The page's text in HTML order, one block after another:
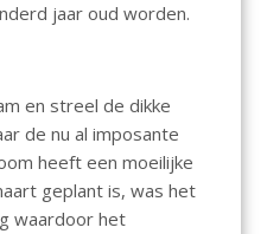
jaar oud worden.
en streel de dikke
de nu al imposante
heeft een moeilijke
geplant is, was het
waardoor het